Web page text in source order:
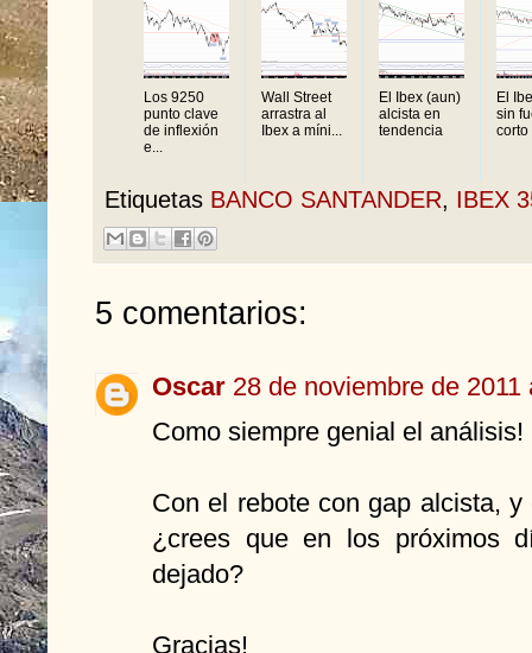
Los 9250
punto clave
de inflexión
e...
Wall Street
arrastra al
Ibex a míni...
El Ibex (aun)
alcista en
tendencia
El
sin
corto
Etiquetas BANCO SANTANDER, IBEX
5 comentarios:
Oscar 28 de noviembre de 2011
Como siempre genial el análisis!
Con el rebote con gap alcista,
¿crees que en los próximos
dejado?
Gracias!